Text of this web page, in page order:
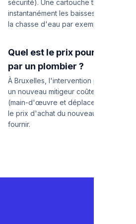
sécurité). Une cartouche
instantanément les baisses de
la chasse d'eau par exemple) pour
Quel est le prix pour faire
par un plombier ?
À Bruxelles, l'intervention pour retirer
un nouveau mitigeur coûte
(main-d'œuvre et déplacement
le prix d'achat du nouveau robinet si
fournir.